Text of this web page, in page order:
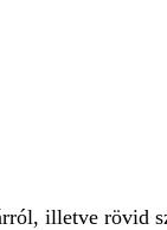
illetve rövid